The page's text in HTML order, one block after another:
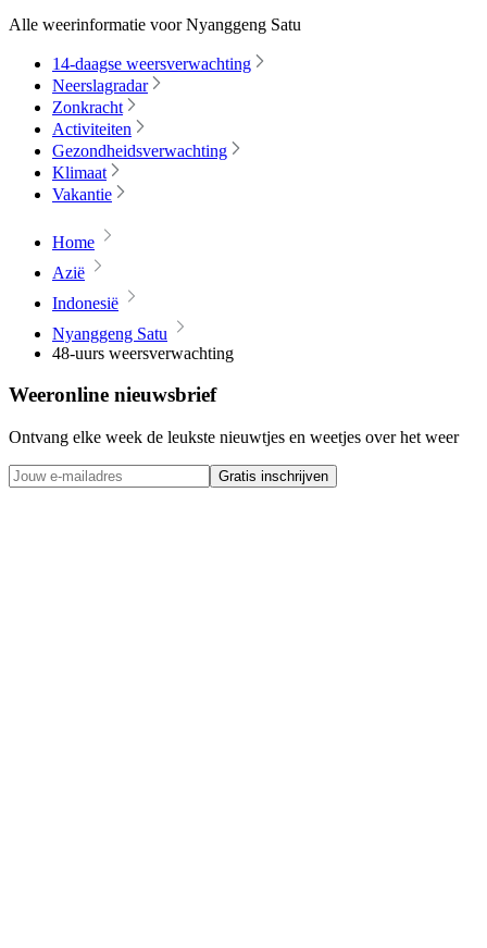
Alle weerinformatie voor Nyanggeng Satu
14-daagse weersverwachting
Neerslagradar
Zonkracht
Activiteiten
Gezondheidsverwachting
Klimaat
Vakantie
Home
Azië
Indonesië
Nyanggeng Satu
48-uurs weersverwachting
Weeronline nieuwsbrief
Ontvang elke week de leukste nieuwtjes en weetjes over het weer
Gratis inschrijven